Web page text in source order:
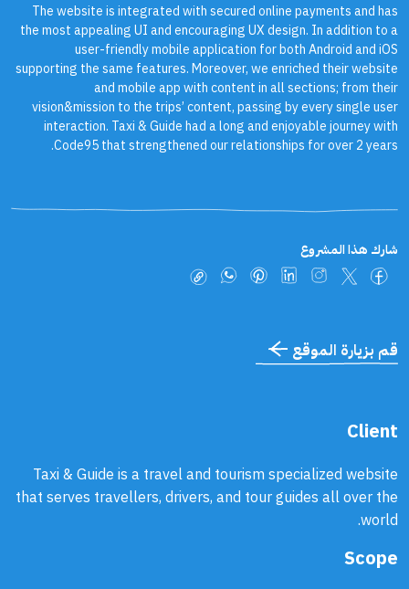
The website is integrated with secured online payments and has
the most appealing UI and encouraging UX design. In addition to a
user-friendly mobile application for both Android and iOS
supporting the same features. Moreover, we enriched their website
and mobile app with content in all sections; from their
vision&mission to the trips’ content, passing by every single user
interaction. Taxi & Guide had a long and enjoyable journey with
Code95 that strengthened our relationships for over 2 years.
شارك هذا المشروع
قم بزيارة الموقع
Client
Taxi & Guide is a travel and tourism specialized website
that serves travellers, drivers, and tour guides all over the
world.
Scope